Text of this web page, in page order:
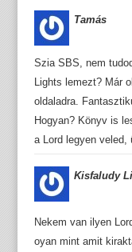
Tamás
Szia SBS, nem
Lights lemezt? Már
oldaladra.
Hogyan? Könyv is
a Lord legyen veled,
Kisfaludy
Nekem van ilyen
oyan mint amit